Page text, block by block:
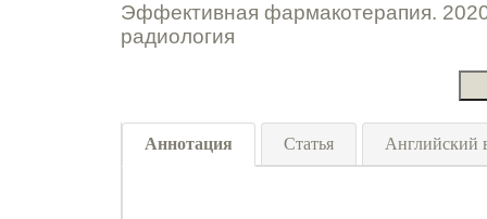
Эффективная фармакотерапия.
радиология
Аннотация Статья Английский